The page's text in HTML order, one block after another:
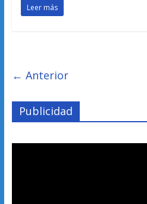
Leer más
← Anterior
Publicidad